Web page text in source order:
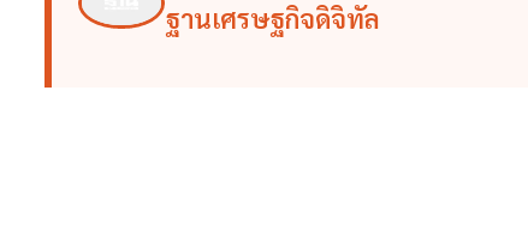
ฐานเศรษฐกิจดิจิทัล